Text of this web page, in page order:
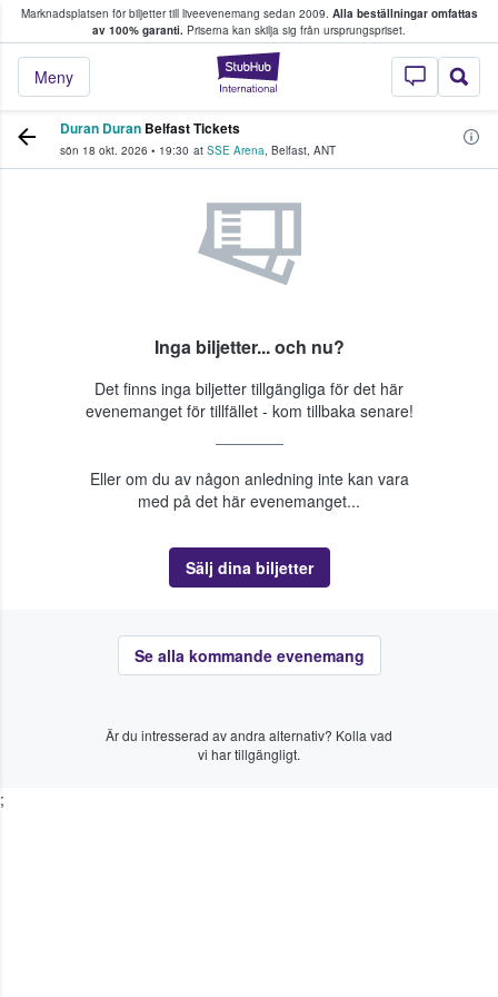
Marknadsplatsen för biljetter till liveevenemang sedan 2009. Alla beställningar omfattas
av 100% garanti. Priserna kan skilja sig från ursprungspriset.
StubHub – där
Meny
köper och säljer biljetter.
Duran Duran Belfast Tickets
sön 18 okt. 2026 • 19:30 at SSE Arena, Belfast, ANT
Inga biljetter... och nu?
Det finns inga biljetter tillgängliga för det här
evenemanget för tillfället - kom tillbaka senare!
Eller om du av någon anledning inte kan vara
med på det här evenemanget...
Sälj dina biljetter
Se alla kommande evenemang
Är du intresserad av andra alternativ? Kolla vad
vi har tillgängligt.
;